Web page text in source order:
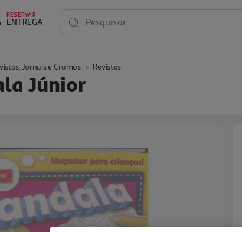
RESERVAR
ENTREGA Pesquisar
Jornais e Cromos Revistas
Júnior